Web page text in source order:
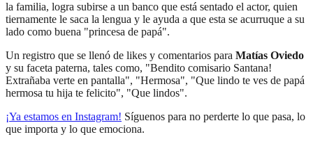
la familia, logra subirse a un banco que está sentado el actor, quien
tiernamente le saca la lengua y le ayuda a que esta se acurruque a su
lado como buena "princesa de papá".
Un registro que se llenó de likes y comentarios para Matías Oviedo
y su faceta paterna, tales como, "Bendito comisario Santana!
Extrañaba verte en pantalla", "Hermosa", "Que lindo te ves de papá
hermosa tu hija te felicito", "Que lindos".
¡Ya estamos en Instagram! Síguenos para no perderte lo que pasa, lo
que importa y lo que emociona.